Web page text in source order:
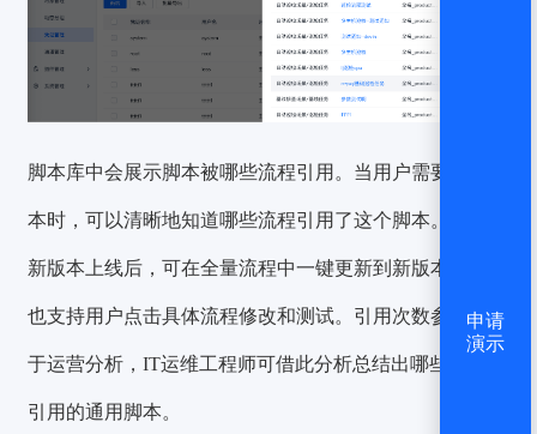
脚本库中会展示脚本被哪些流程引用。当用户需要修改脚
本时，可以清晰地知道哪些流程引用了这个脚本。当脚本
新版本上线后，可在全量流程中一键更新到新版本，同时
也支持用户点击具体流程修改和测试。引用次数参数也便
于运营分析，IT运维工程师可借此分析总结出哪些是高频
引用的通用脚本。
申请
演示